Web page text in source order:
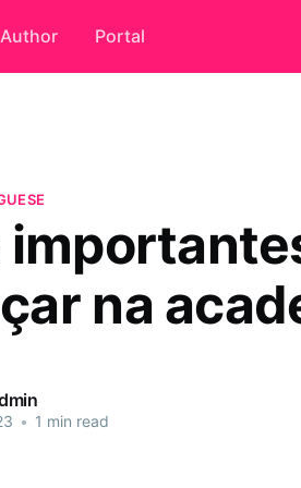
Author Portal
na
• 1 min read